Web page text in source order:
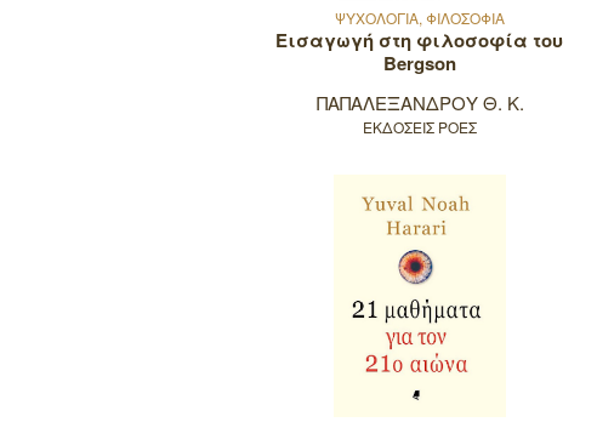
ΨΥΧΟΛΟΓΙΑ, ΦΙΛΟΣΟΦΙΑ
Εισαγωγή στη φιλοσοφία του
Bergson
ΠΑΠΑΛΕΞΑΝΔΡΟΥ Θ. Κ.
ΕΚΔΟΣΕΙΣ ΡΟΕΣ